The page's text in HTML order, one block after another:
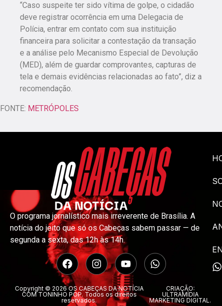
“Caso suspeite ter sido vítima de golpe, o cidadão
deve registrar ocorrência em uma Delegacia de
Polícia, entrar em contato com sua instituição
financeira para solicitar a contestação da transação
e a análise pelo Mecanismo Especial de Devolução
(MED), além de guardar comprovantes, capturas de
tela e demais evidências relacionadas ao fato”, diz a
recomendação.
FONTE: METRÓPOLES
O programa jornalístico mais irreverente de Brasília. A
notícia do jeito que só os Cabeças sabem passar — de
segunda a sexta, das 12h às 14h.
Copyright © 2026 OS CABEÇAS DA NOTÍCIA
COM TONINHO POP. Todos os direitos
reservados.
CRIAÇÃO:
ULTRAMÍDIA
MARKETING DIGITAL.